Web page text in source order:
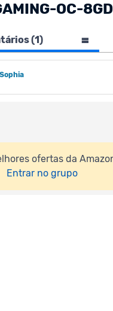
OC-8GD
(1)
Sophia
ofertas da
Entrar no grupo